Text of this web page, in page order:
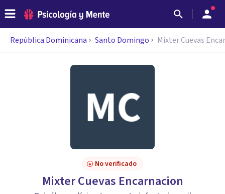
República Dominicana Santo Domingo Mixter Cuevas
No verificado
Mixter Cuevas Encarnacion